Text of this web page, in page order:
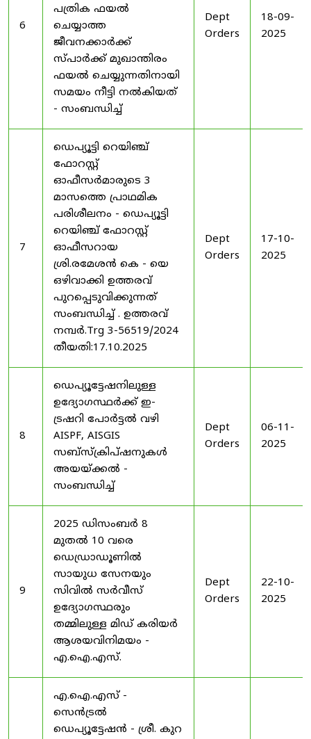
6
പത്രിക ഫയൽ
ചെയ്യാത്ത
ജീവനക്കാർക്ക്
സ്പാർക്ക് മുഖാന്തിരം
ഫയൽ ചെയ്യുന്നതിനായി
സമയം നീട്ടി നൽകിയത്
- സംബന്ധിച്ച്
Dept
Orders
18-09-
2025
7
ഡെപ്യൂട്ടി റെയിഞ്ച്
ഫോറസ്റ്റ്
ഓഫീസർമാരുടെ 3
മാസത്തെ പ്രാഥമിക
പരിശീലനം - ഡെപ്യൂട്ടി
റെയിഞ്ച് ഫോറസ്റ്റ്
ഓഫീസറായ
ശ്രി.രമേശൻ കെ - യെ
ഒഴിവാക്കി ഉത്തരവ്
പുറപ്പെടുവിക്കുന്നത്
സംബന്ധിച്ച് . ഉത്തരവ്
നമ്പർ.Trg 3-56519/2024
തീയതി:17.10.2025
Dept
Orders
17-10-
2025
8
ഡെപ്യൂട്ടേഷനിലുള്ള
ഉദ്യോഗസ്ഥർക്ക് ഇ-
ട്രഷറി പോർട്ടൽ വഴി
AISPF, AISGIS
സബ്‌സ്‌ക്രിപ്‌ഷനുകൾ
അയയ്ക്കൽ -
സംബന്ധിച്ച്
Dept
Orders
06-11-
2025
9
2025 ഡിസംബർ 8
മുതൽ 10 വരെ
ഡെഡ്രാഡൂണിൽ
സായുധ സേനയും
സിവിൽ സർവീസ്
ഉദ്യോഗസ്ഥരും
തമ്മിലുള്ള മിഡ് കരിയർ
ആശയവിനിമയം -
എ.ഐ.എസ്.
Dept
Orders
22-10-
2025
എ.ഐ.എസ് -
സെൻട്രൽ
ഡെപ്യൂട്ടേഷൻ - ശ്രീ. കുറ